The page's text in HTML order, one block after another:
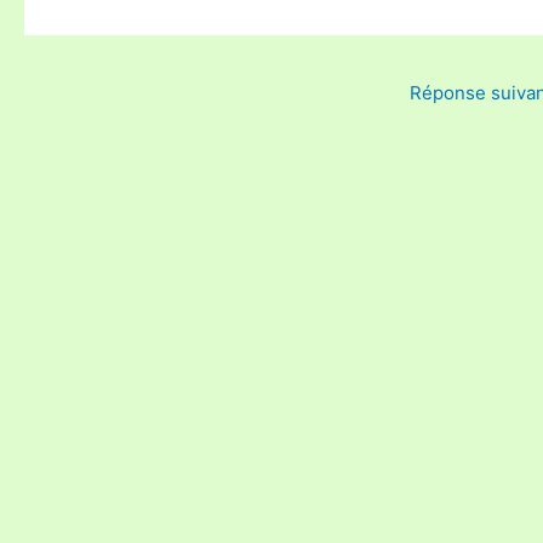
Réponse